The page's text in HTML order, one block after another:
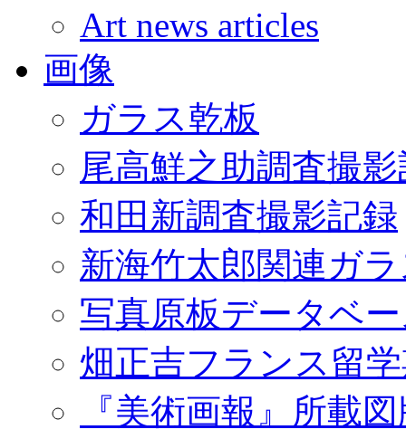
Art news articles
画像
ガラス乾板
尾高鮮之助調査撮
和田新調査撮影記録
新海竹太郎関連ガ
写真原板データベ
畑正吉フランス留
『美術画報』所載